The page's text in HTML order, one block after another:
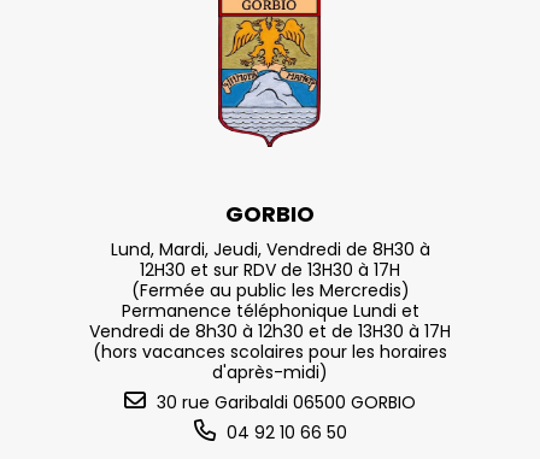
GORBIO
Lund, Mardi, Jeudi, Vendredi de 8H30 à
12H30 et sur RDV de 13H30 à 17H
(Fermée au public les Mercredis)
Permanence téléphonique Lundi et
Vendredi de 8h30 à 12h30 et de 13H30 à 17H
(hors vacances scolaires pour les horaires
d'après-midi)
30 rue Garibaldi 06500 GORBIO
04 92 10 66 50